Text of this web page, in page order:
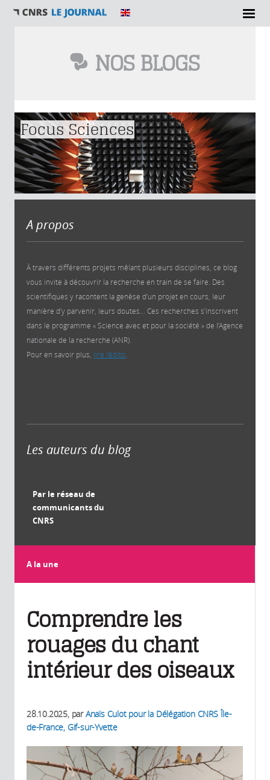
NOS BLOGS
Vous êtes ici
Focus Sciences
A propos
À travers différents projets mêlant plusieurs disciplines, ce blog
vous invite à découvrir la recherche en train de se faire. Des
scientifiques y racontent la genèse d’un projet en cours, leur
manière d’y parvenir, leurs doutes… Ces recherches s'inscrivent
dans le programme « Science avec et pour la société » de l’Agence
nationale de la recherche (ANR).
Pour en savoir plus, lire l'édito
Les auteurs du blog
Par le réseau de
communicants du
CNRS
A la une
Comprendre les
rouages du chant
intérieur des oiseaux
28.10.2025, parAnaïs Culot pour la Délégation CNRS Île-
de-France, Gif-sur-Yvette